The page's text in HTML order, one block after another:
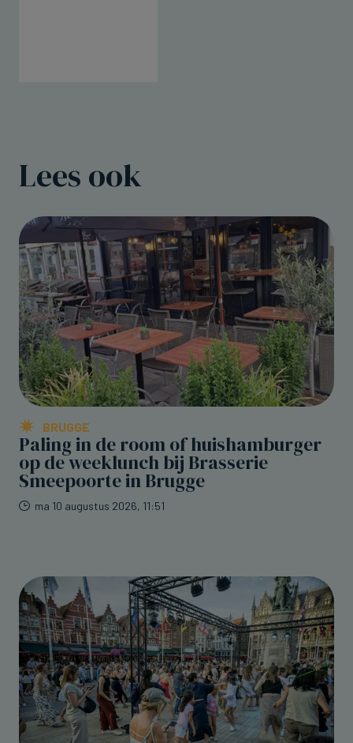
Lees ook
BRUGGE
Paling in de room of huishamburger
op de weeklunch bij Brasserie
Smeepoorte in Brugge
ma 10 augustus 2026, 11:51